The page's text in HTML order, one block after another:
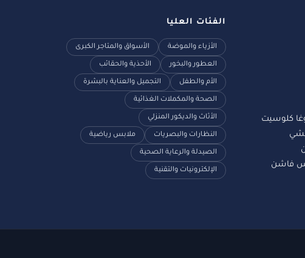
الفئات العليا
الأزياء والموضة الأسواق والمتاجر الكبرى
العطور والبخور الأحذية والحقائب
الأم والطفل التجميل والعناية بالبشرة
الصحة والمكملات الغذائية
الأثاث والديكور المنزلي
النظارات والبصريات ملابس رياضية
الصيدلة والرعاية الصحية
الإلكترونيات والتقنية